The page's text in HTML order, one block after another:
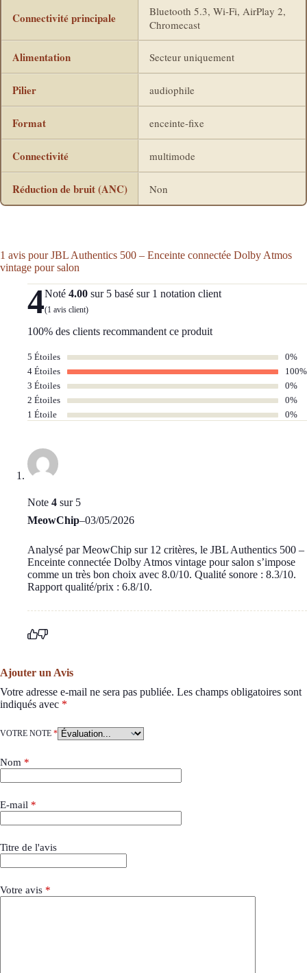
Connectivité principale
Bluetooth 5.3, Wi-Fi, AirPlay 2,
Chromecast
Alimentation Secteur uniquement
Pilier audiophile
Format enceinte-fixe
Connectivité multimode
Réduction de bruit (ANC) Non
1 avis pourJBL Authentics 500 – Enceinte connectée Dolby Atmos
vintage pour salon
4Noté 4.00 sur 5 basé sur 1 notation client
(1 avis client)
100% des clients recommandent ce produit
5 Étoiles
0%
4 Étoiles
100%
3 Étoiles
0%
2 Étoiles
0%
1 Étoile
0%
Note 4 sur 5
MeowChip–03/05/2026
Analysé par MeowChip sur 12 critères, le JBL Authentics 500 –
Enceinte connectée Dolby Atmos vintage pour salon s’impose
comme un très bon choix avec 8.0/10. Qualité sonore : 8.3/10.
Rapport qualité/prix : 6.8/10.
Ajouter un Avis
Votre adresse e-mail ne sera pas publiée. Les champs obligatoires sont
indiqués avec *
VOTRE NOTE *
Nom *
E-mail *
Titre de l'avis
Votre avis *